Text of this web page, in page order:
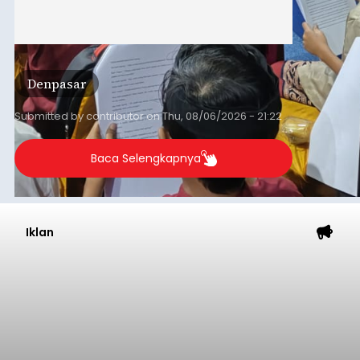
Denpasar
Submitted bycontributoronThu, 08/06/2026 - 21:22
Baca Selengkapnya
Iklan